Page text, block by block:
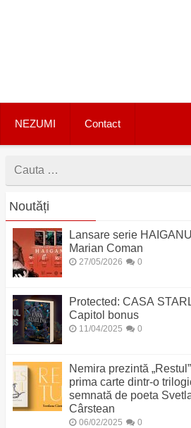
NEZUMI Contact
Cauta
Noutăți
Lansare serie
Marian Coman
27/05/2026 0
Protected: CASA
Capitol bonus
11/04/2025 0
Nemira prezintă
prima carte dintr-o
semnată de poeta
Cârstean
06/02/2025 0